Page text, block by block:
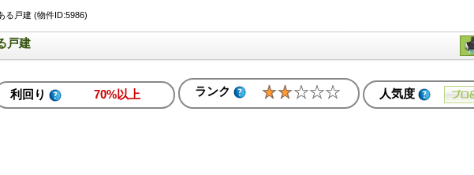
る戸建 (物件ID:5986)
戸建
利回り 70%以上 ランク 人気度